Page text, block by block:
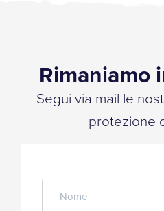
Rimaniamo
Segui via mail le
protezione